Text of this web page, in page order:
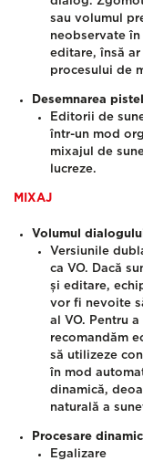
sau volumul
neobservate
editare, însă
procesului de
Desemnarea
Editorii de
într-un mod
mixajul de
lucreze.
MIXAJ
Volumul
Versiunile
ca VO. Dacă
și editare,
vor fi nevoite
al VO. Pentru
recomandăm
să utilizeze
în mod
dinamică,
naturală a
Procesare
Egalizare